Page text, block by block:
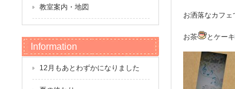
お洒落なカフェ
お茶 とケーキ
教室案内・地図
Information
12月もあとわずかになりました